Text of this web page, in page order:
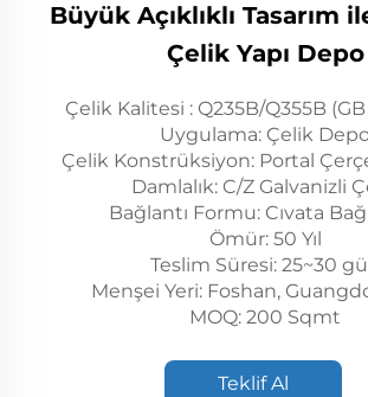
Büyük Açıklıklı Tasarım
Çelik Yapı Depo
Çelik Kalitesi : Q235B/Q355B
Uygulama: Çelik
Çelik Konstrüksiyon: Portal
Damlalık: C/Z Galvanizli
Bağlantı Formu: Cıvata
Ömür: 50 Yıl
Teslim Süresi: 25~30
Menşei Yeri: Foshan,
MOQ: 200 Sqmt
Teklif Al